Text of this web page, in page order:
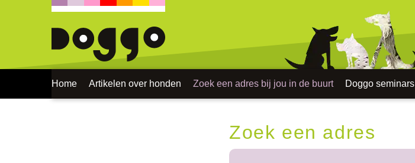
Home Artikelen over honden Zoek een adres bij jou in de buurt Doggo seminars
Zoek een adres